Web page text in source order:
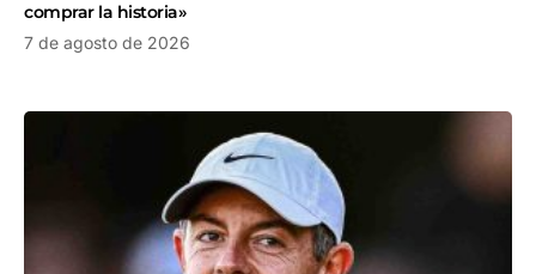
comprar la historia»
7 de agosto de 2026